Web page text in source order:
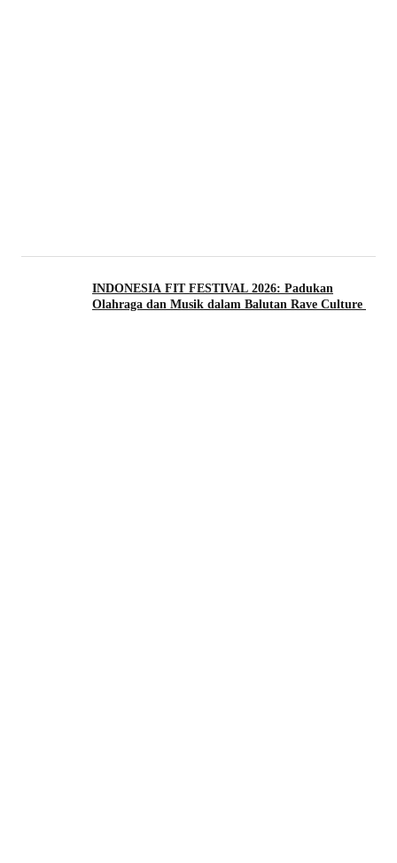
INDONESIA FIT FESTIVAL 2026: Padukan
Olahraga dan Musik dalam Balutan Rave Culture